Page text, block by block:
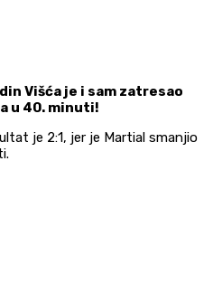
Višća je i sam zatresao
u 40. minuti!
je 2:1, jer je Martial smanjio